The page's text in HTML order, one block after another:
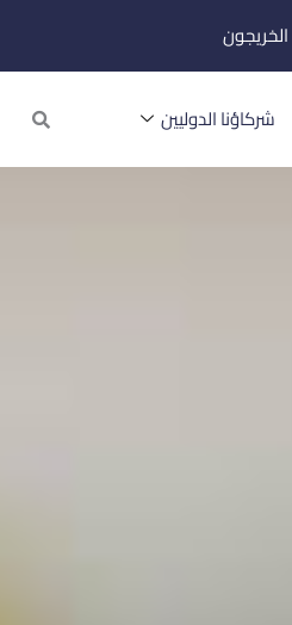
الخريجون
شركاؤنا الدوليين Search